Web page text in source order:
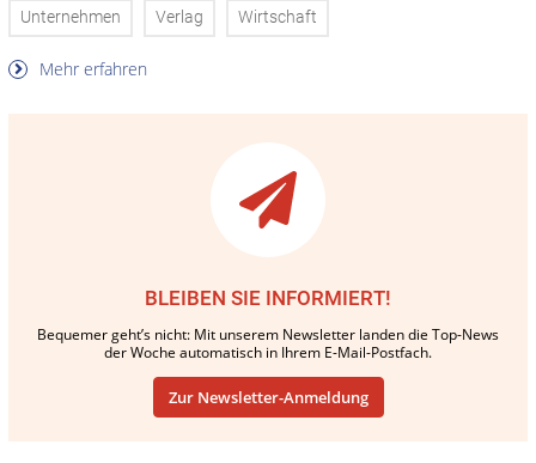
Unternehmen Verlag Wirtschaft
Mehr erfahren
BLEIBEN SIE INFORMIERT!
Bequemer geht’s nicht: Mit unserem Newsletter landen die Top-News
der Woche automatisch in Ihrem E-Mail-Postfach.
Zur Newsletter-Anmeldung